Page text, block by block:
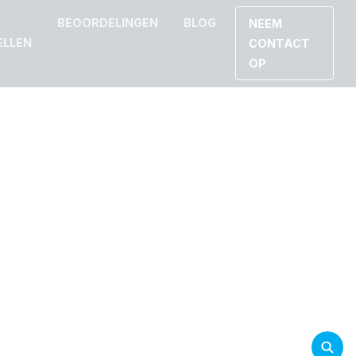
BEOORDELINGEN BLOG
NEEM
CONTACT
OP